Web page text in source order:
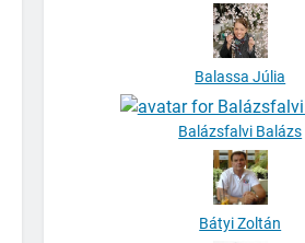
Balassa Júlia
Balázsfalvi Balázs
Bátyi Zoltán